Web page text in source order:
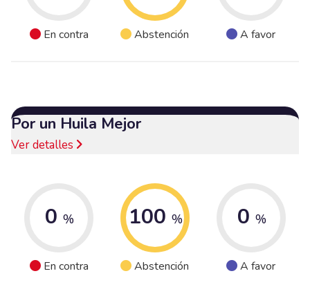
En contra Abstención A favor
Por un Huila Mejor
Ver detalles
0 %
En contra
100 %
Abstención
0 %
A favor